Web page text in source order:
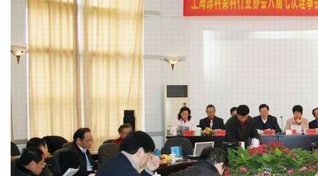
喷雾干燥机系列
带式干燥焙烧系列
圆盘干燥机系列
桨叶式干燥系列
环保行业
化工行业
质量监督技术中心
行业新闻
技术专栏
常见问题
社会责任
全球契约组织成员
节能环保
公益支持
绿色发展
绿色供应链
联系我们
联系我们